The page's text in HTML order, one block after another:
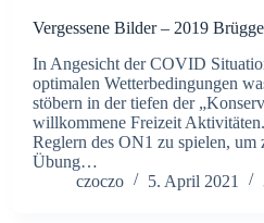
Vergessene Bilder – 2019
In Angesicht der COVID
optimalen Wetterbedingungen
stöbern in der tiefen der
willkommene Freizeit
Reglern des ON1 zu spielen, um
Übung…
czoczo
5. April 2021